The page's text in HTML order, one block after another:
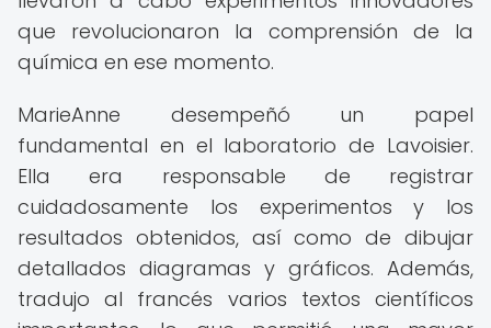
que revolucionaron la comprensión de la
química en ese momento.
MarieAnne desempeñó un papel
fundamental en el laboratorio de Lavoisier.
Ella era responsable de registrar
cuidadosamente los experimentos y los
resultados obtenidos, así como de dibujar
detallados diagramas y gráficos. Además,
tradujo al francés varios textos científicos